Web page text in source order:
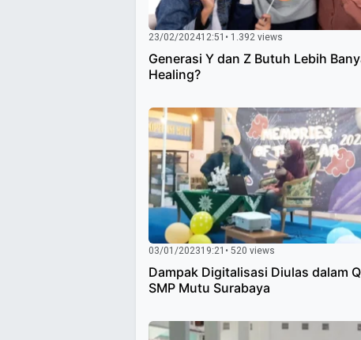
23/02/202412:51 • 1.392 views
Generasi Y dan Z Butuh Lebih
Healing?
03/01/202319:21 • 520 views
Dampak Digitalisasi Diulas dalam
SMP Mutu Surabaya